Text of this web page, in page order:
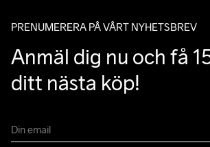
PRENUMERERA PÅ VÅRT NYHETSBREV
Anmäl dig nu och få
ditt nästa köp!